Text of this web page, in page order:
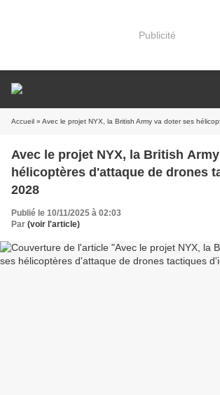
Publicité
Accueil » Avec le projet NYX, la British Army va doter ses hélicoptères
Avec le projet NYX, la British
hélicoptères d'attaque de drones
2028
Publié le 10/11/2025 à 02:03
Par (voir l'article)